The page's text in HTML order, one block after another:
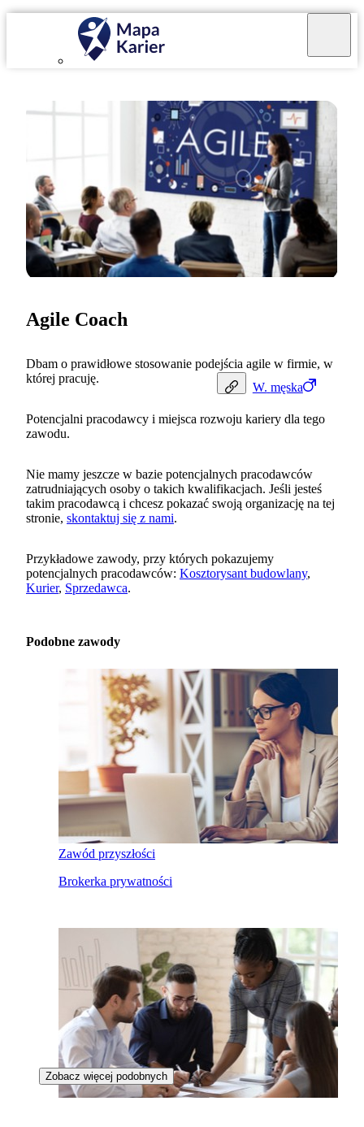
W. męska
Agile Coach
Dbam o prawidłowe stosowanie podejścia agile w firmie, w
której pracuję.
Potencjalni pracodawcy i miejsca rozwoju kariery dla tego
zawodu.
Nie mamy jeszcze w bazie potencjalnych pracodawców
zatrudniających osoby o takich kwalifikacjach. Jeśli jesteś
takim pracodawcą i chcesz pokazać swoją organizację na tej
stronie, skontaktuj się z nami.
Przykładowe zawody, przy których pokazujemy
potencjalnych pracodawców: Kosztorysant budowlany,
Kurier, Sprzedawca.
Podobne zawody
Zawód przyszłości
Brokerka prywatności
Zobacz więcej podobnych